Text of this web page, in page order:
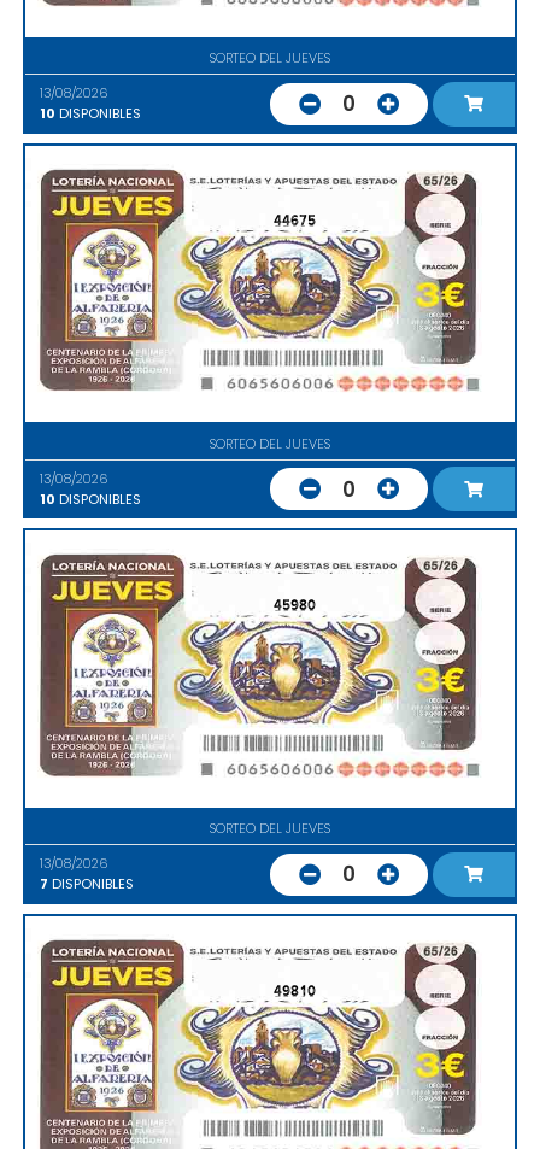
SORTEO DEL JUEVES
13/08/2026
10 DISPONIBLES 0
44675
SORTEO DEL JUEVES
13/08/2026
10 DISPONIBLES 0
45980
SORTEO DEL JUEVES
13/08/2026
7 DISPONIBLES 0
49810